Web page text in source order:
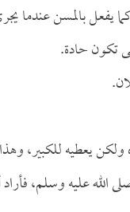
بالمسن عندما
تكون حادة.
يعطيه للكبير، وهذا
الله عليه وسلم،